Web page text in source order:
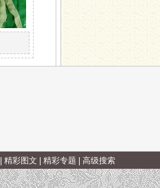
精彩图文 精彩专题 高级搜索